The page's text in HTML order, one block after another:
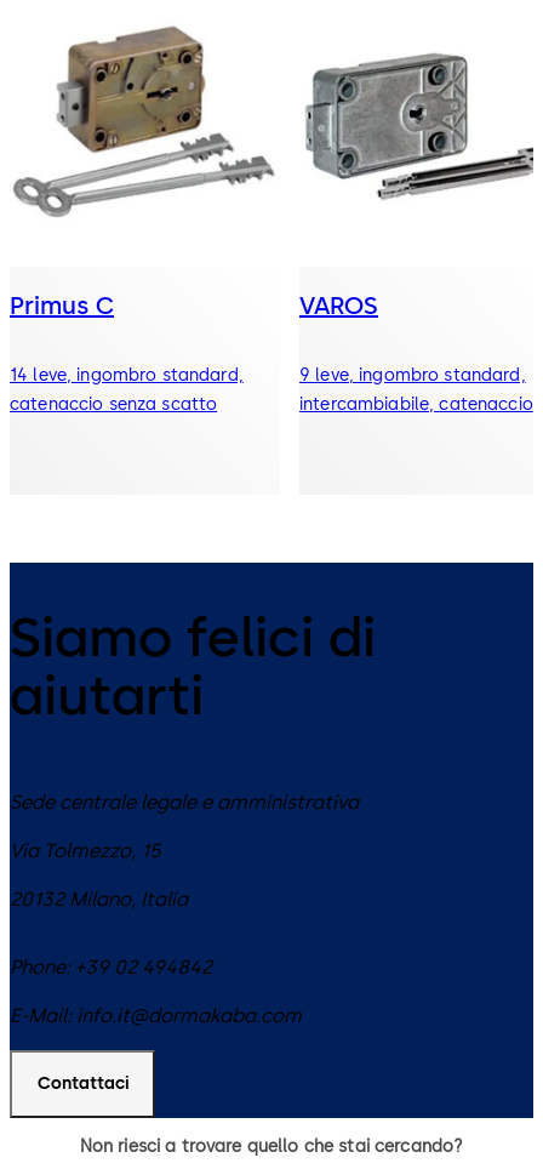
Primus C
14 leve, ingombro standard,
catenaccio senza scatto
VAROS
9 leve, ingombro standard,
intercambiabile, catenaccio
Siamo felici di
aiutarti
Sede centrale legale e amministrativa
Via Tolmezzo, 15
20132 Milano, Italia
Phone: +39 02 494842
E-Mail: info.it@dormakaba.com
Contattaci
Non riesci a trovare quello che stai cercando?